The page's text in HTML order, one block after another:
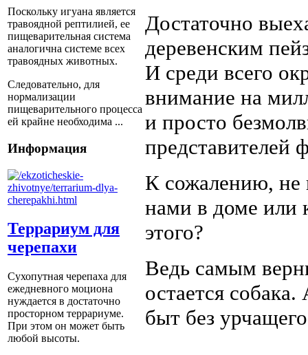
Поскольку игуана является
травоядной рептилией, ее
пищеварительная система
аналогична системе всех
травоядных животных.
Следовательно, для
нормализации
пищеварительного процесса
ей крайне необходима ...
Информация
Террариум для
черепахи
Сухопутная черепаха для
ежедневного моциона
нуждается в достаточно
просторном террариуме.
При этом он может быть
любой высоты.
Достаточно
деревенским
И среди всего
внимание на
и просто
представителей
К сожалению, не
нами в доме или
этого?
Ведь самым
остается
быт без